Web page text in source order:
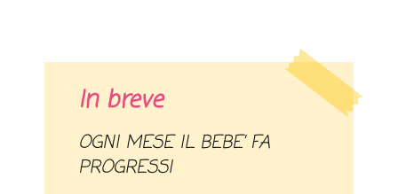
In breve
OGNI MESE IL BEBE’ FA
PROGRESSI